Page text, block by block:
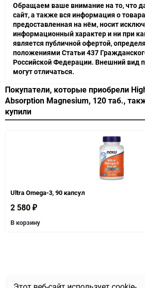
Обращаем ваше внимание на то, что
сайт, а также вся информация о
предоставленная на нём, носит
информационный характер и ни при
является публичной офертой,
положениями Статьи 437
Российской Федерации. Внешний вид
могут отличаться.
Покупатели, которые приобрели
Absorption Magnesium, 120 таб.,
купили
Ultra Omega-3, 90 капсул
2 580 ₽
В корзину